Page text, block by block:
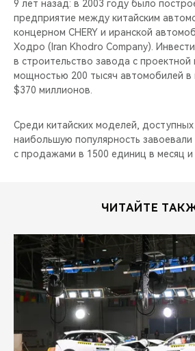
НАШИ МЕРОПРИЯТИЯ
ВИДЕООБЗОРЫ
CHERY ДЛЯ ДЕТЕЙ
9 лет назад: в 2003 году было
предприятие между китайским
концерном CHERY и иранской
Ходро (Iran Khodro Company).
в строительство завода с
мощностью 200 тысяч автомобилей в
$370 миллионов.
Среди китайских моделей, доступных
наибольшую популярность завоевали
с продажами в 1500 единиц в месяц и
ЧИТАЙТЕ